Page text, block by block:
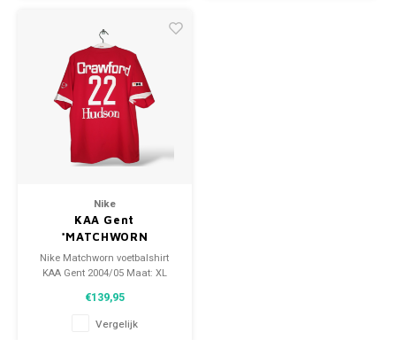
Nike
KAA Gent
*MATCHWORN
Nike Matchworn voetbalshirt
KAA Gent 2004/05 Maat: XL
(gebruikt)
€139,95
Vergelijk